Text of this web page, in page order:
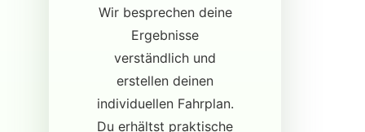
Wir besprechen deine
Ergebnisse
verständlich und
erstellen deinen
individuellen Fahrplan.
Du erhältst praktische